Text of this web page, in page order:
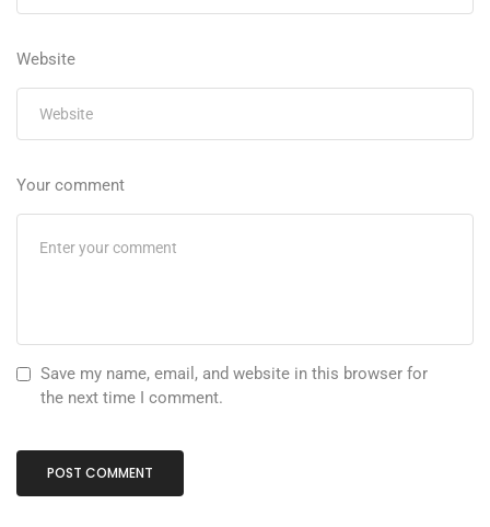
Website
Your comment
Save my name, email, and website in this browser for
the next time I comment.